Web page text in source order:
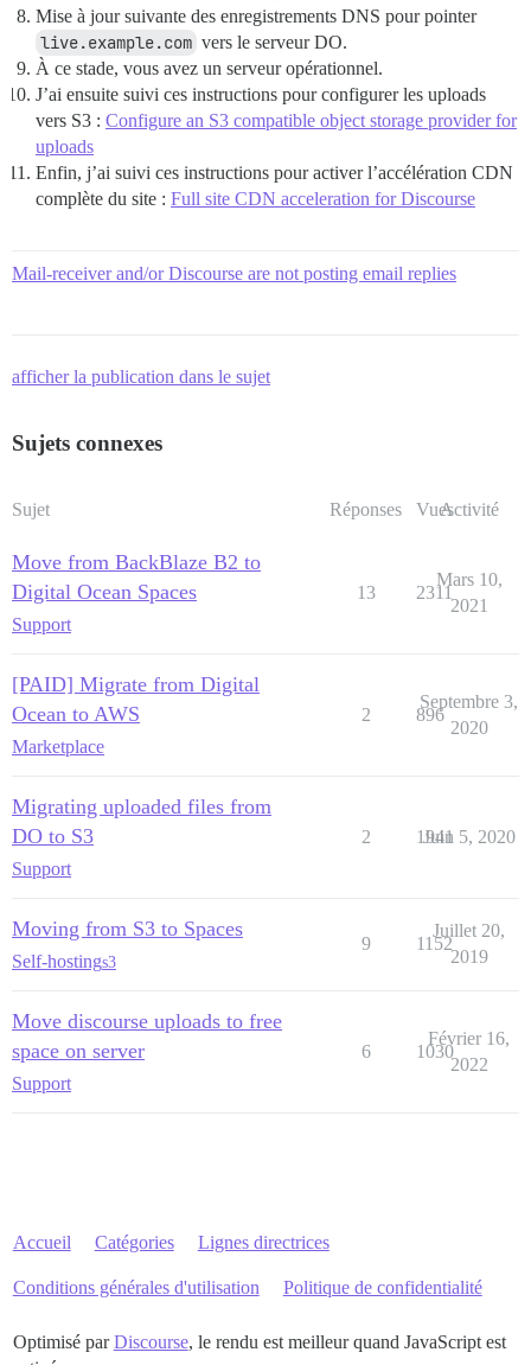
Mise à jour suivante des enregistrements DNS pour pointer
live.example.com vers le serveur DO.
À ce stade, vous avez un serveur opérationnel.
J’ai ensuite suivi ces instructions pour configurer les uploads
vers S3 : Configure an S3 compatible object storage provider for
uploads
Enfin, j’ai suivi ces instructions pour activer l’accélération CDN
complète du site : Full site CDN acceleration for Discourse
Mail-receiver and/or Discourse are not posting email replies
afficher la publication dans le sujet
Sujets connexes
Sujet Réponses VuesActivité
Move from BackBlaze B2 to
Digital Ocean Spaces
Support
13 2311
Mars 10,
2021
[PAID] Migrate from Digital
Ocean to AWS
Marketplace
2 896
Septembre 3,
2020
Migrating uploaded files from
DO to S3
Support
2 1941
Juin 5, 2020
Moving from S3 to Spaces
Self-hostings3
9 1152
Juillet 20,
2019
Move discourse uploads to free
space on server
Support
6 1030
Février 16,
2022
Accueil Catégories Lignes directrices
Conditions générales d'utilisation Politique de confidentialité
Optimisé parDiscourse, le rendu est meilleur quand JavaScript est